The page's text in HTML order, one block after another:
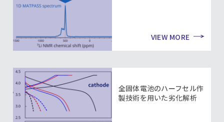
VIEW MORE
全固体電池のハーフセル作
製技術を用いた劣化解析